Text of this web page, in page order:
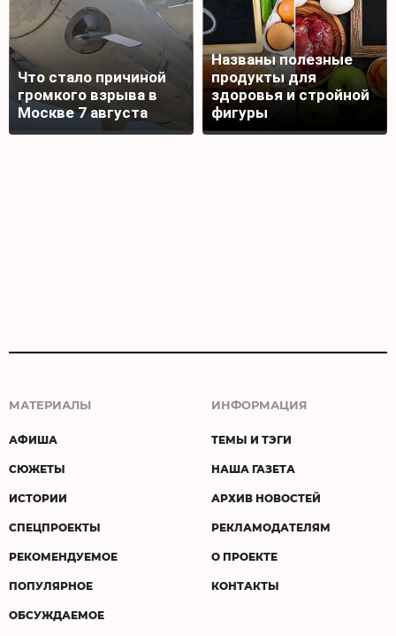
Что стало причиной
громкого взрыва в
Москве 7 августа
Названы полезные
продукты для
здоровья и стройной
фигуры
МАТЕРИАЛЫ
АФИША
СЮЖЕТЫ
ИСТОРИИ
СПЕЦПРОЕКТЫ
РЕКОМЕНДУЕМОЕ
ПОПУЛЯРНОЕ
ОБСУЖДАЕМОЕ
ИНФОРМАЦИЯ
ТЕМЫ И ТЭГИ
НАША ГАЗЕТА
АРХИВ НОВОСТЕЙ
РЕКЛАМОДАТЕЛЯМ
О ПРОЕКТЕ
КОНТАКТЫ